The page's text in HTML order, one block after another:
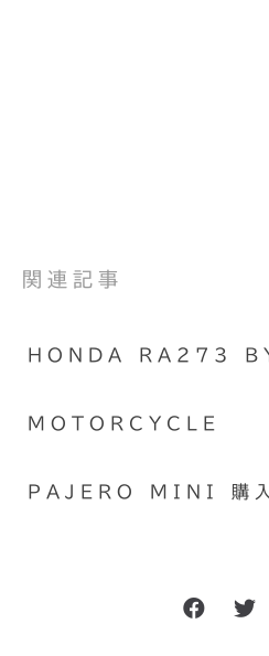
関連記事
HONDA RA273
MOTORCYCLE
PAJERO MINI 購入